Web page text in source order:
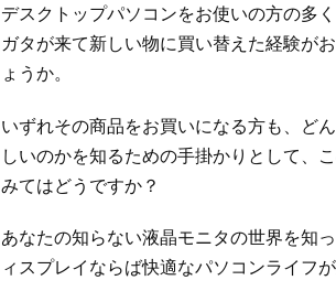
デスクトップパソコンをお使いの方の多
ガタが来て新しい物に買い替えた経験が
ょうか。
いずれその商品をお買いになる方も、ど
しいのかを知るための手掛かりとして、
みてはどうですか？
あなたの知らない液晶モニタの世界を知
ィスプレイならば快適なパソコンライフ